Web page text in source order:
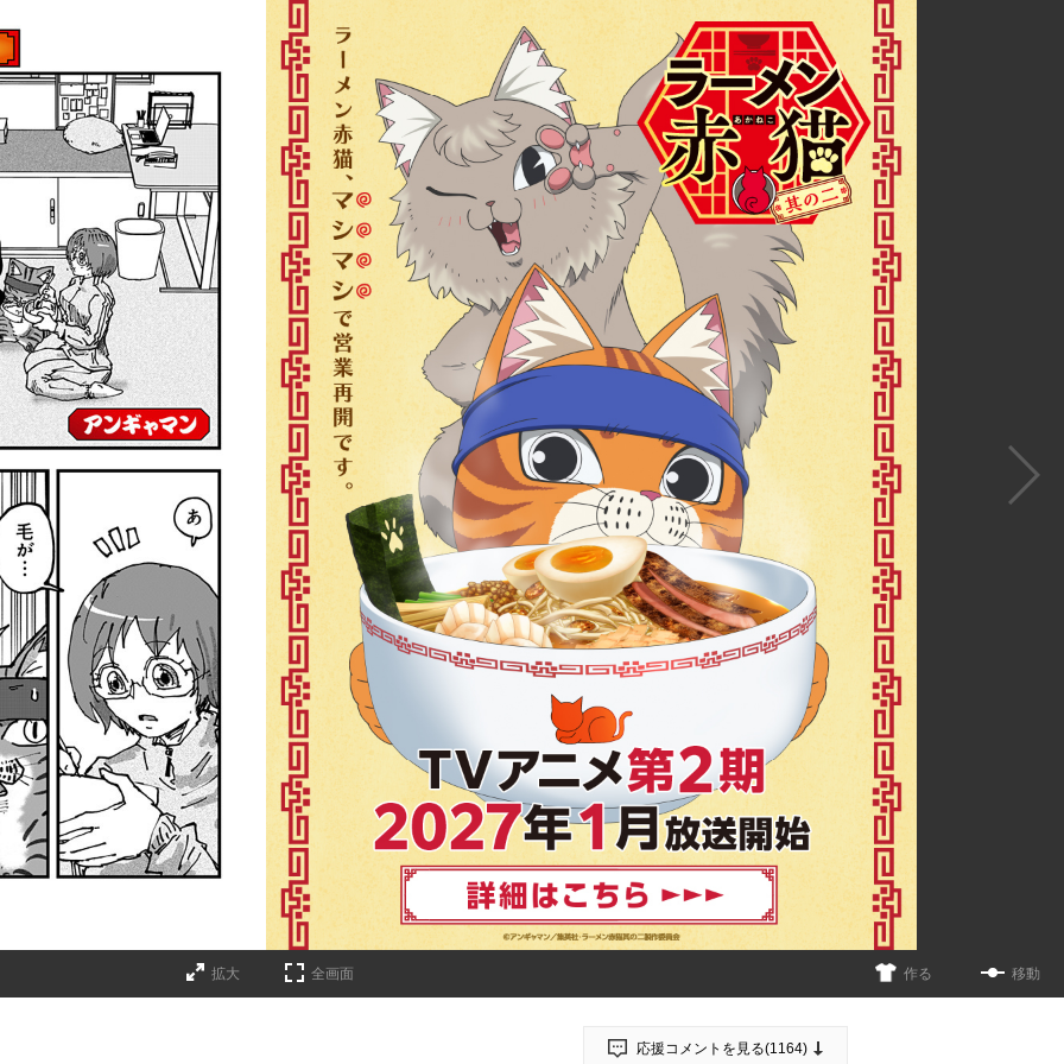
詳細ページへのリンク
拡大 全画面 作る 移動
応援コメントを見る(1164)